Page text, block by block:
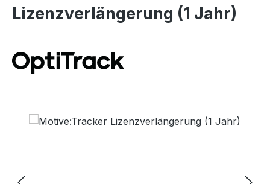
Lizenzverlängerung (1 Jahr)
Bildergalerie überspringen